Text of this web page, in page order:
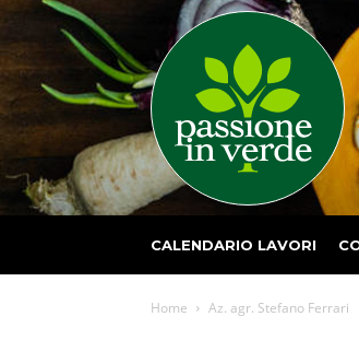
in
CALENDARIO LAVORI
Home Az. agr. Stefano Ferrari